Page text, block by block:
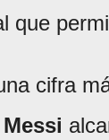
que
cifra